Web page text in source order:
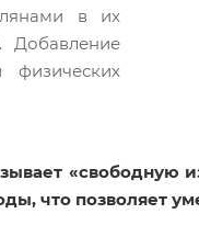
в их
Добавление
«свободную
что позволяет